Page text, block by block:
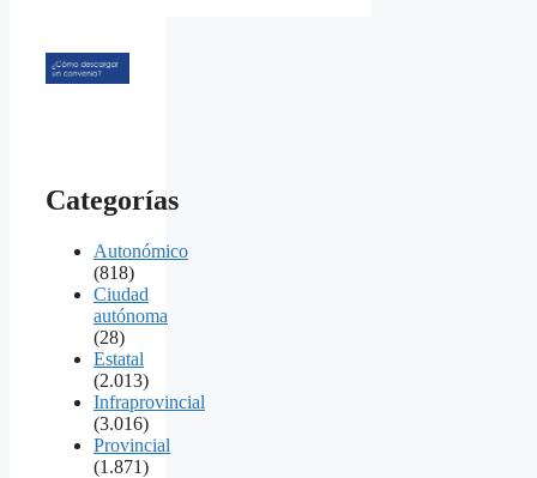
Categorías
Autonómico
(818)
Ciudad
autónoma
(28)
Estatal
(2.013)
Infraprovincial
(3.016)
Provincial
(1.871)